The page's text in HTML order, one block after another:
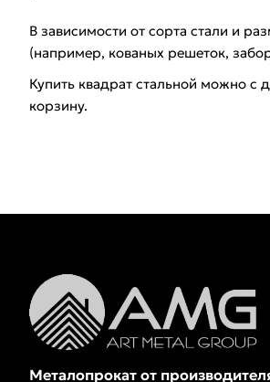
В зависимости от сорта стали и
(например, кованых решеток,
Купить квадрат стальной можно с
корзину.
Металопрокат от